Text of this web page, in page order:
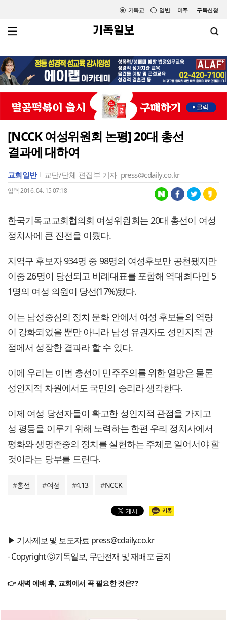
미주 구독신청
일반
기독교
[NCCK 여성위원회 논평] 20대 총선
결과에 대하여
교회일반 교단/단체 편집부 기자 press@cdaily.co.kr
입력 2016. 04. 15 07:18
한국기독교교회협의회 여성위원회는 20대 총선이 여성
정치사에 큰 진전을 이뤘다.
지역구 후보자 934명 중 98명의 여성후보만 공천됐지만
이중 26명이 당선되고 비례대표를 포함해 역대최다인 5
1명의 여성 의원이 당선(17%)됐다.
이는 남성중심의 정치 문화 안에서 여성 후보들의 역량
이 강화되었을 뿐만 아니라 남성 유권자도 성인지적 관
점에서 성장한 결과라 할 수 있다.
이에 우리는 이번 총선이 민주주의를 위한 열망은 물론
성인지적 차원에서도 국민의 승리라 생각한다.
이제 여성 당선자들이 확고한 성인지적 관점을 가지고
성 평등을 이루기 위해 노력하는 한편 우리 정치사에서
평화와 생명존중의 정치를 실현하는 주체로 일어서야 할
것이라는 당부를 드린다.
#총선 #여성 #4.13 #NCCK
▶ 기사제보 및 보도자료 press@cdaily.co.kr
- Copyright ⓒ기독일보, 무단전재 및 재배포 금지
👉 새벽 예배 후, 교회에서 꼭 필요한 것은??